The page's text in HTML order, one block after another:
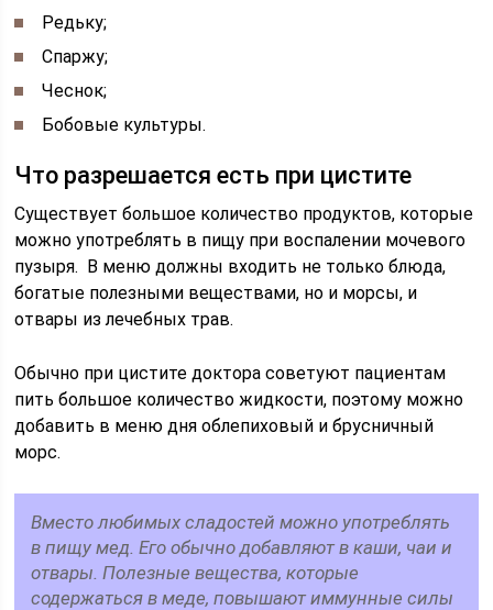
Редьку;
Спаржу;
Чеснок;
Бобовые культуры.
Что разрешается есть при цистите
Существует большое количество продуктов, которые
можно употреблять в пищу при воспалении мочевого
пузыря. В меню должны входить не только блюда,
богатые полезными веществами, но и морсы, и
отвары из лечебных трав.
Обычно при цистите доктора советуют пациентам
пить большое количество жидкости, поэтому можно
добавить в меню дня облепиховый и брусничный
морс.
Вместо любимых сладостей можно употреблять
в пищу мед. Его обычно добавляют в каши, чаи и
отвары. Полезные вещества, которые
содержаться в меде, повышают иммунные силы